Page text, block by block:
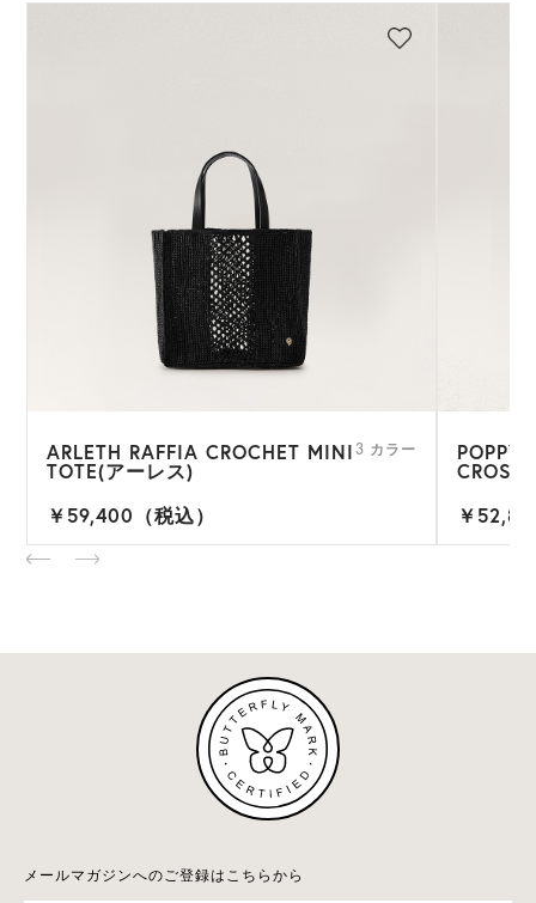
ARLETH RAFFIA CROCHET MINI
TOTE(アーレス)
3 カラー
￥59,400（税込）
POPPY
￥
メールマガジンへのご登録はこちらから